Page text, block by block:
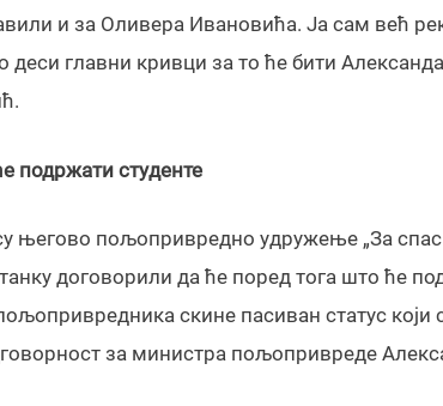
и за Оливера Ивановића. Ја сам већ
деси главни кривци за то ће бити
подржати студенте
његово пољопривредно удружење „За
договорили да ће поред тога што ће
скине пасиван статус који
за министра пољопривреде